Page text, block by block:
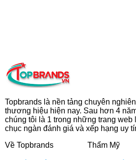
Topbrands là nền tảng chuyên
thương hiệu hiện nay. Sau hơn 4
chúng tôi là 1 trong những trang
chục ngàn đánh giá và xếp hạng uy
Về Topbrands
Thẩm Mỹ